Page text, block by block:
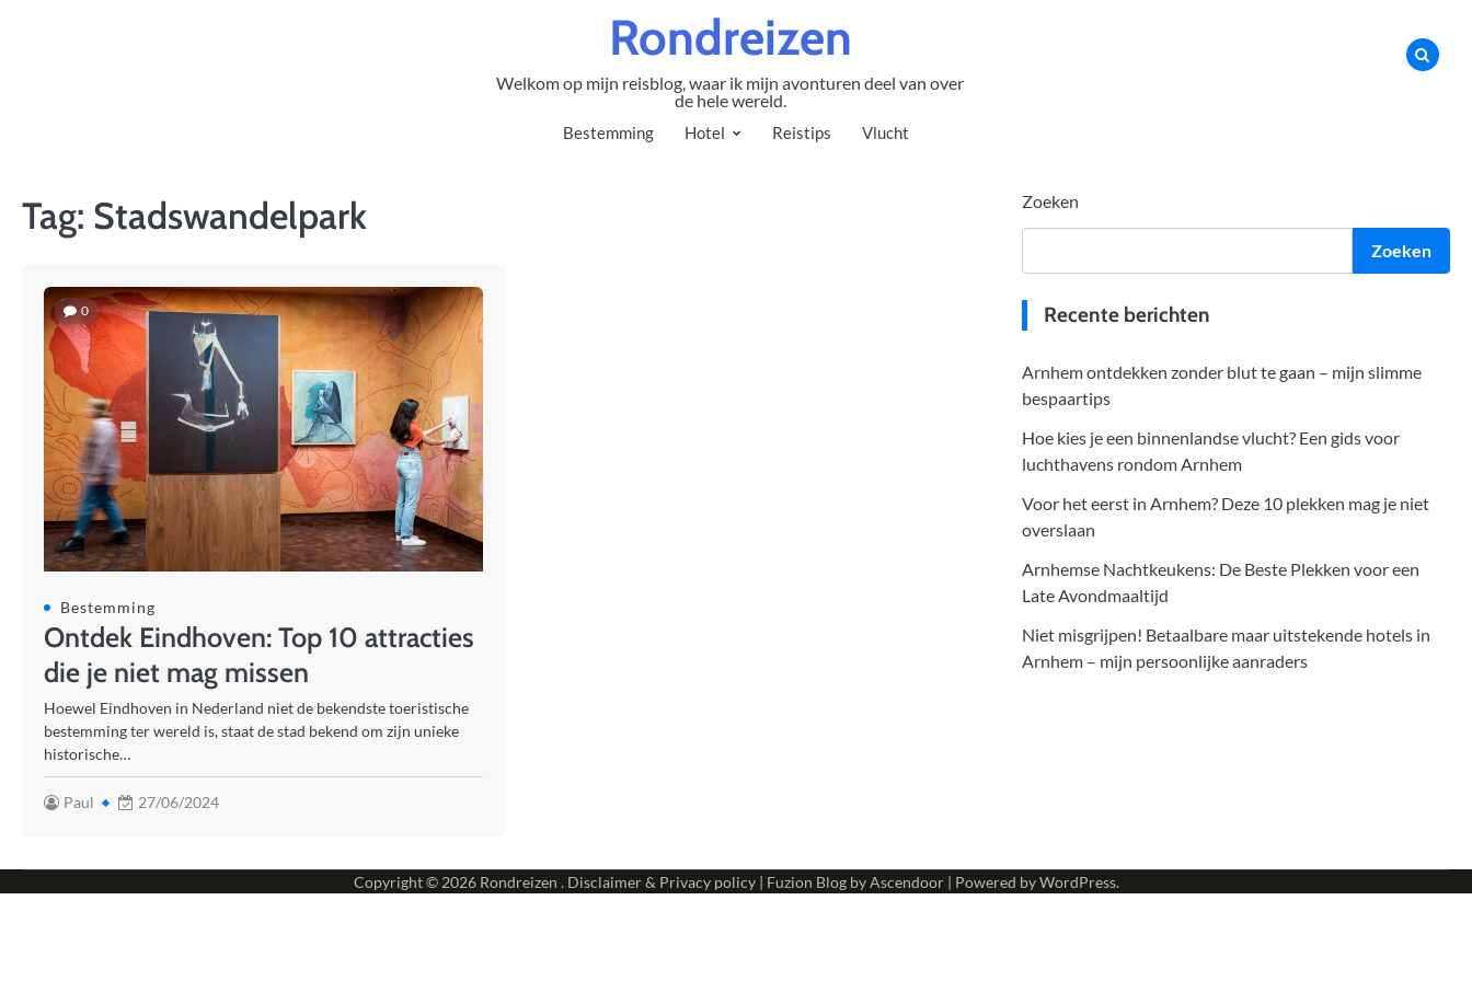
Rondreizen
Welkom op mijn reisblog, waar ik mijn avonturen deel van over
de hele wereld.
Bestemming Hotel Reistips Vlucht
Tag: Stadswandelpark
0
Bestemming
Ontdek Eindhoven: Top 10 attracties
die je niet mag missen
Hoewel Eindhoven in Nederland niet de bekendste toeristische
bestemming ter wereld is, staat de stad bekend om zijn unieke
historische…
Paul 27/06/2024
Zoeken
Zoeken
Recente berichten
Arnhem ontdekken zonder blut te gaan – mijn slimme
bespaartips
Hoe kies je een binnenlandse vlucht? Een gids voor
luchthavens rondom Arnhem
Voor het eerst in Arnhem? Deze 10 plekken mag je niet
overslaan
Arnhemse Nachtkeukens: De Beste Plekken voor een
Late Avondmaaltijd
Niet misgrijpen! Betaalbare maar uitstekende hotels in
Arnhem – mijn persoonlijke aanraders
Copyright © 2026 Rondreizen . Disclaimer & Privacy policy| Fuzion Blog byAscendoor| Powered byWordPress.